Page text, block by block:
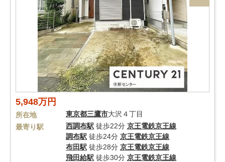
5,948万円
所在地 東京都三鷹市大沢４丁目
最寄り駅
西調布駅 徒歩22分 京王電鉄京王線
調布駅 徒歩24分 京王電鉄京王線
布田駅 徒歩28分 京王電鉄京王線
飛田給駅 徒歩30分 京王電鉄京王線